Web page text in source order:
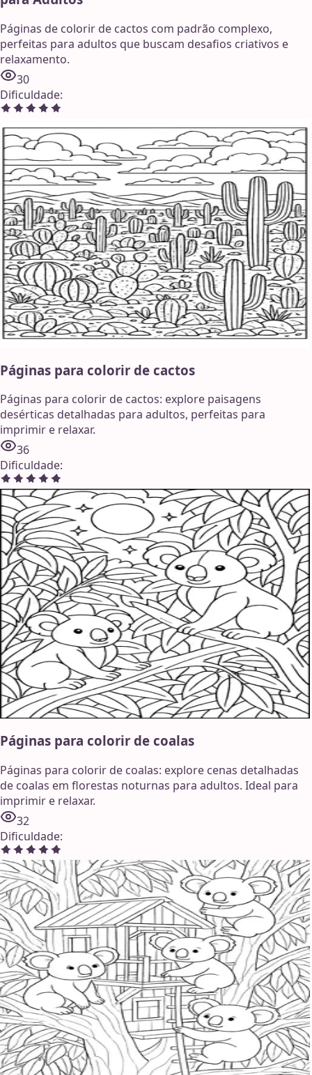
Páginas de colorir de cactos com padrão complexo,
perfeitas para adultos que buscam desafios criativos e
relaxamento.
30
Dificuldade:
Páginas para colorir de cactos
Páginas para colorir de cactos: explore paisagens
desérticas detalhadas para adultos, perfeitas para
imprimir e relaxar.
36
Dificuldade:
Páginas para colorir de coalas
Páginas para colorir de coalas: explore cenas detalhadas
de coalas em florestas noturnas para adultos. Ideal para
imprimir e relaxar.
32
Dificuldade: